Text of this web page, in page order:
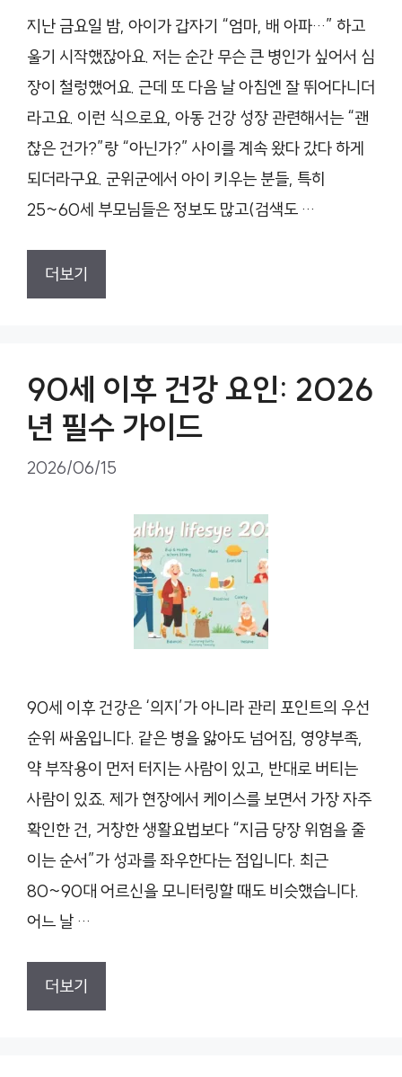
지난 금요일 밤, 아이가 갑자기 “엄마, 배 아파…” 하고
울기 시작했잖아요. 저는 순간 무슨 큰 병인가 싶어서 심
장이 철렁했어요. 근데 또 다음 날 아침엔 잘 뛰어다니더
라고요. 이런 식으로요, 아동 건강 성장 관련해서는 “괜
찮은 건가?”랑 “아닌가?” 사이를 계속 왔다 갔다 하게
되더라구요. 군위군에서 아이 키우는 분들, 특히
25~60세 부모님들은 정보도 많고(검색도 …
더보기
90세 이후 건강 요인: 2026
년 필수 가이드
2026/06/15
90세 이후 건강은 ‘의지’가 아니라 관리 포인트의 우선
순위 싸움입니다. 같은 병을 앓아도 넘어짐, 영양부족,
약 부작용이 먼저 터지는 사람이 있고, 반대로 버티는
사람이 있죠. 제가 현장에서 케이스를 보면서 가장 자주
확인한 건, 거창한 생활요법보다 “지금 당장 위험을 줄
이는 순서”가 성과를 좌우한다는 점입니다. 최근
80~90대 어르신을 모니터링할 때도 비슷했습니다.
어느 날 …
더보기